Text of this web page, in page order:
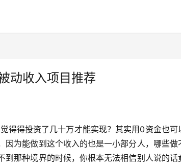
动收入项目推荐
得得投资了几十万才能实现？其实用0资金也可
为能做到这个收入的也是一小部分人，哪些做
那种境界的时候，你根本无法相信别人说的话